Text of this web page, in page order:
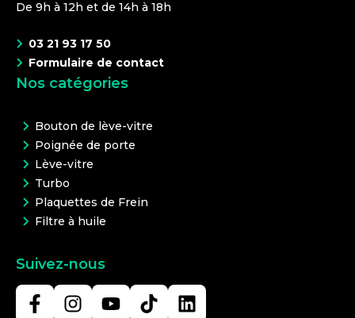
De 9h à 12h et de 14h à 18h
03 21 93 17 50
Formulaire de contact
Nos catégories
Bouton de lève-vitre
Poignée de porte
Lève-vitre
Turbo
Plaquettes de Frein
Filtre à huile
Suivez-nous